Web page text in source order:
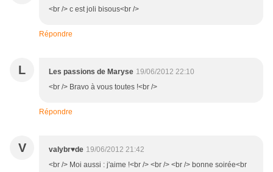
<br /> c est joli bisous<br />
Répondre
L Les passions de Maryse 19/06/2012 22:10
<br /> Bravo à vous toutes !<br />
Répondre
V valybr♥de 19/06/2012 21:42
<br /> Moi aussi : j'aime !<br /> <br /> <br /> bonne soirée<br